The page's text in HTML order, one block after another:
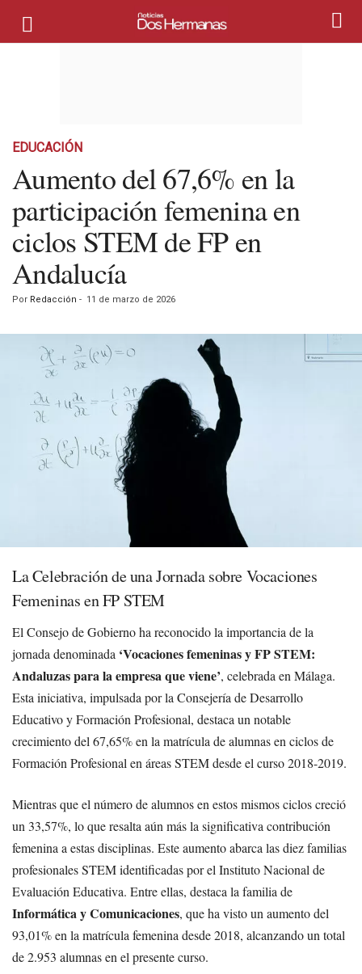
EDUCACIÓN
Aumento del 67,6% en la
participación femenina en
ciclos STEM de FP en
Andalucía
Por Redacción - 11 de marzo de 2026
La Celebración de una Jornada sobre Vocaciones
Femeninas en FP STEM
El Consejo de Gobierno ha reconocido la importancia de la
jornada denominada ‘Vocaciones femeninas y FP STEM:
Andaluzas para la empresa que viene’, celebrada en Málaga.
Esta iniciativa, impulsada por la Consejería de Desarrollo
Educativo y Formación Profesional, destaca un notable
crecimiento del 67,65% en la matrícula de alumnas en ciclos de
Formación Profesional en áreas STEM desde el curso 2018-2019.
Mientras que el número de alumnos en estos mismos ciclos creció
un 33,57%, lo que resalta aún más la significativa contribución
femenina a estas disciplinas. Este aumento abarca las diez familias
profesionales STEM identificadas por el Instituto Nacional de
Evaluación Educativa. Entre ellas, destaca la familia de
Informática y Comunicaciones, que ha visto un aumento del
93,01% en la matrícula femenina desde 2018, alcanzando un total
de 2.953 alumnas en el presente curso.